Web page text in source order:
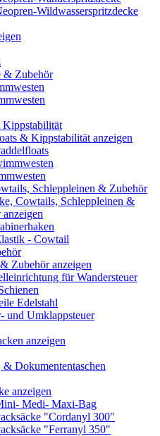
Wildwasserspritzdecke
& Zubehör
Kippstabilität
& Kippstabilität anzeigen
Schleppleinen & Zubehör
Cowtails, Schleppleinen &
- Cowtail
Zubehör anzeigen
für Wandersteuer
Edelstahl
und Umklappsteuer
anzeigen
Dokumententaschen
anzeigen
Medi- Maxi-Bag
"Cordanyl 300"
"Ferranyl 350"